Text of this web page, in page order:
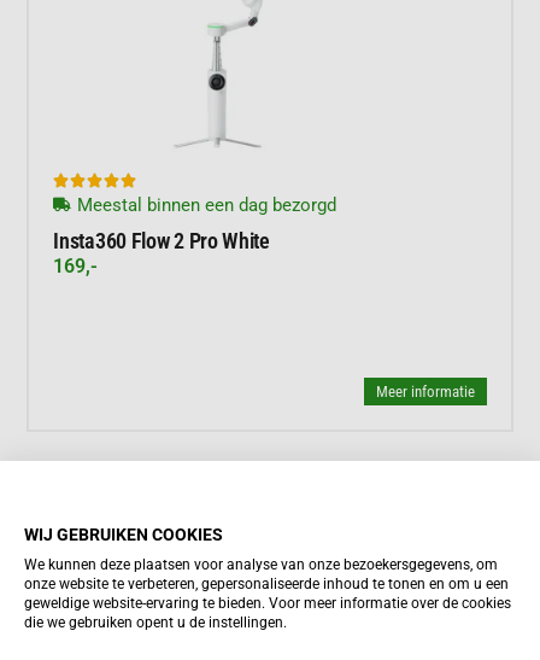

Meestal binnen een dag bezorgd
Insta360 Flow 2 Pro White
169,-
Meer informatie
WIJ GEBRUIKEN COOKIES
We kunnen deze plaatsen voor analyse van onze bezoekersgegevens, om
onze website te verbeteren, gepersonaliseerde inhoud te tonen en om u een
geweldige website-ervaring te bieden. Voor meer informatie over de cookies
die we gebruiken opent u de instellingen.